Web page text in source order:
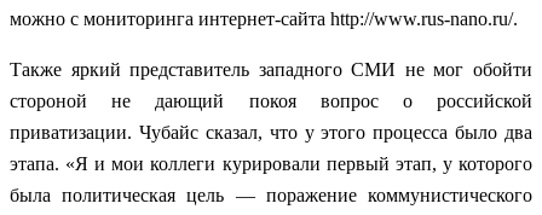
можно с мониторинга интернет-сайта http://www.rus-nano.ru/.
Также яркий представитель западного СМИ не мог обойти
стороной не дающий покоя вопрос о российской
приватизации. Чубайс сказал, что у этого процесса было два
этапа. «Я и мои коллеги курировали первый этап, у которого
была политическая цель — поражение коммунистического